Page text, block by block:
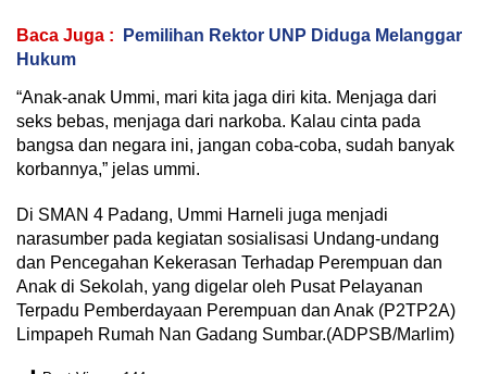
Baca Juga :
Pemilihan Rektor UNP Diduga Melanggar
Hukum
“Anak-anak Ummi, mari kita jaga diri kita. Menjaga dari
seks bebas, menjaga dari narkoba. Kalau cinta pada
bangsa dan negara ini, jangan coba-coba, sudah banyak
korbannya,” jelas ummi.
Di SMAN 4 Padang, Ummi Harneli juga menjadi
narasumber pada kegiatan sosialisasi Undang-undang
dan Pencegahan Kekerasan Terhadap Perempuan dan
Anak di Sekolah, yang digelar oleh Pusat Pelayanan
Terpadu Pemberdayaan Perempuan dan Anak (P2TP2A)
Limpapeh Rumah Nan Gadang Sumbar.(ADPSB/Marlim)